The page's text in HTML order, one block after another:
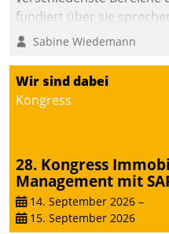
fundiert über sie
klären. Ein Aspekt ist die
Einsparungen durch
Prozesse. Doch man darf
mit der Einführung einer
und zu verändern.
Sabine Wiedemann
Wir sind dabei
Kongress
28. Kongress
Management mit
14. September 2026 –
15. September 2026